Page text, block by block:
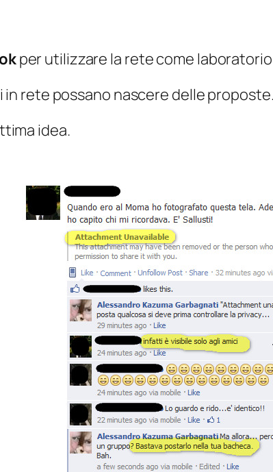
per utilizzare la rete come
in rete possano nascere delle
idea.